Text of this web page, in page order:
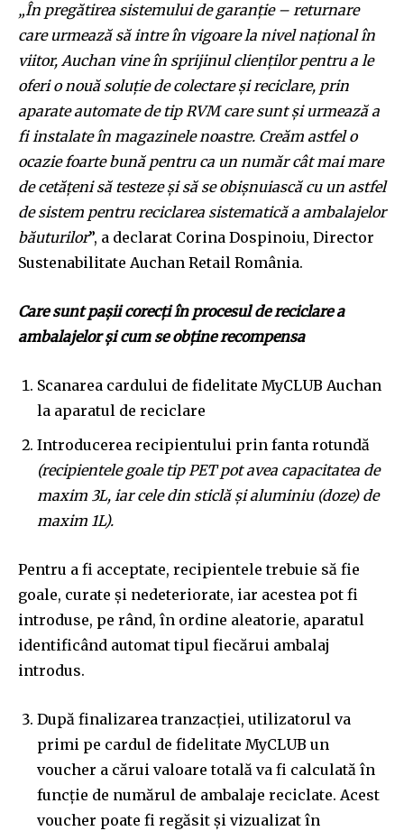
Join our community of
conversation.
To subscribe, simply enter your email address on our website
or click the subscribe button below. Don't worry, we respect
your privacy and won't spam your inbox. Your information is
safe with us.
„În pregătirea sistemului de garanție – returnare
care urmează să intre în vigoare la nivel național în
viitor, Auchan vine în sprijinul clienților pentru a le
oferi o nouă soluție de colectare și reciclare, prin
aparate automate de tip RVM care sunt și urmează a
fi instalate în magazinele noastre. Creăm astfel o
ocazie foarte bună pentru ca un număr cât mai mare
de cetățeni să testeze și să se obișnuiască cu un astfel
de sistem pentru reciclarea sistematică a ambalajelor
băuturilor”, a declarat Corina Dospinoiu, Director
Sustenabilitate Auchan Retail România.
Care sunt pașii corecți în procesul de reciclare a
ambalajelor și cum se obține recompensa
Scanarea cardului de fidelitate MyCLUB Auchan
la aparatul de reciclare
Introducerea recipientului prin fanta rotundă
(recipientele goale tip PET pot avea capacitatea de
maxim 3L, iar cele din sticlă și aluminiu (doze) de
maxim 1L).
Pentru a fi acceptate, recipientele trebuie să fie
goale, curate și nedeteriorate, iar acestea pot fi
introduse, pe rând, în ordine aleatorie, aparatul
identificând automat tipul fiecărui ambalaj
introdus.
După finalizarea tranzacției, utilizatorul va
primi pe cardul de fidelitate MyCLUB un
voucher a cărui valoare totală va fi calculată în
funcție de numărul de ambalaje reciclate. Acest
voucher poate fi regăsit și vizualizat în